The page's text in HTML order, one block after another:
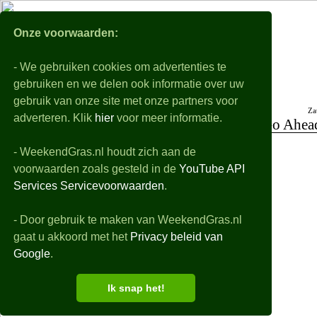
Onze voorwaarden:
- We gebruiken cookies om advertenties te
gebruiken en we delen ook informatie over uw
gebruik van onze site met onze partners voor
adverteren. Klik hier voor meer informatie.
- WeekendGras.nl houdt zich aan de
voorwaarden zoals gesteld in deYouTube API
Services Servicevoorwaarden.
- Door gebruik te maken van WeekendGras.nl
gaat u akkoord met het Privacy beleid van
Google.
Ik snap het!
Nabeschouwingen
Voorbeschouwingen van alle wedstrijden op het eredivisie programma van het
vrijdag 07-08 t/m zondag 09-08
Za NEC-Telstar
Za Go Ahead Eagles-Willem II
AZ-ADO Den Haag
Zo Sparta R'dam-Feyenoord
Zo
sc Heerenveen-FC Twente
Go
Historische uitslagen